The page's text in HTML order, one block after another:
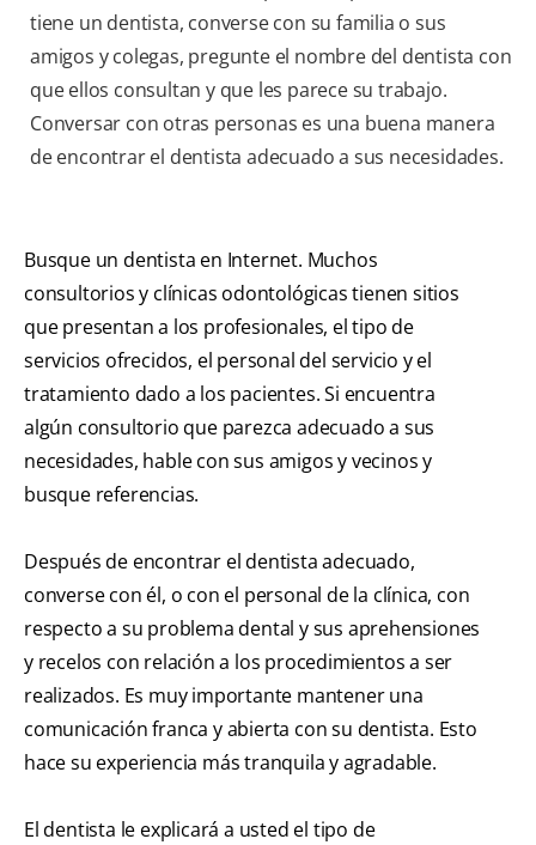
tiene un dentista, converse con su familia o sus
amigos y colegas, pregunte el nombre del dentista con
que ellos consultan y que les parece su trabajo.
Conversar con otras personas es una buena manera
de encontrar el dentista adecuado a sus necesidades.
Busque un dentista en Internet. Muchos
consultorios y clínicas odontológicas tienen sitios
que presentan a los profesionales, el tipo de
servicios ofrecidos, el personal del servicio y el
tratamiento dado a los pacientes. Si encuentra
algún consultorio que parezca adecuado a sus
necesidades, hable con sus amigos y vecinos y
busque referencias.
Después de encontrar el dentista adecuado,
converse con él, o con el personal de la clínica, con
respecto a su problema dental y sus aprehensiones
y recelos con relación a los procedimientos a ser
realizados. Es muy importante mantener una
comunicación franca y abierta con su dentista. Esto
hace su experiencia más tranquila y agradable.
El dentista le explicará a usted el tipo de